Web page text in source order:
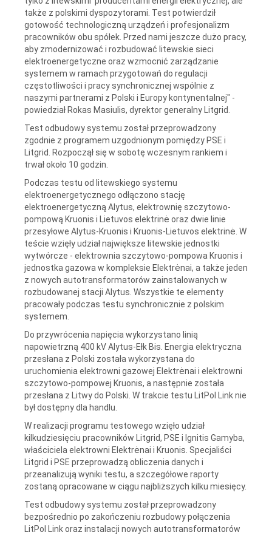
także z polskimi dyspozytorami. Test potwierdził
gotowość technologiczną urządzeń i profesjonalizm
pracowników obu spółek. Przed nami jeszcze dużo pracy,
aby zmodernizować i rozbudować litewskie sieci
elektroenergetyczne oraz wzmocnić zarządzanie
systemem w ramach przygotowań do regulacji
częstotliwości i pracy synchronicznej wspólnie z
naszymi partnerami z Polski i Europy kontynentalnej" -
powiedział Rokas Masiulis, dyrektor generalny Litgrid.
Test odbudowy systemu został przeprowadzony
zgodnie z programem uzgodnionym pomiędzy PSE i
Litgrid. Rozpoczął się w sobotę wczesnym rankiem i
trwał około 10 godzin.
Podczas testu od litewskiego systemu
elektroenergetycznego odłączono stację
elektroenergetyczną Alytus, elektrownię szczytowo-
pompową Kruonis i Lietuvos elektrinė oraz dwie linie
przesyłowe Alytus-Kruonis i Kruonis-Lietuvos elektrinė. W
teście wzięły udział największe litewskie jednostki
wytwórcze - elektrownia szczytowo-pompowa Kruonis i
jednostka gazowa w kompleksie Elektrėnai, a także jeden
z nowych autotransformatorów zainstalowanych w
rozbudowanej stacji Alytus. Wszystkie te elementy
pracowały podczas testu synchronicznie z polskim
systemem.
Do przywrócenia napięcia wykorzystano linią
napowietrzną 400 kV Alytus-Ełk Bis. Energia elektryczna
przesłana z Polski została wykorzystana do
uruchomienia elektrowni gazowej Elektrėnai i elektrowni
szczytowo-pompowej Kruonis, a następnie została
przesłana z Litwy do Polski. W trakcie testu LitPol Link nie
był dostępny dla handlu.
W realizacji programu testowego wzięło udział
kilkudziesięciu pracowników Litgrid, PSE i Ignitis Gamyba,
właściciela elektrowni Elektrėnai i Kruonis. Specjaliści
Litgrid i PSE przeprowadzą obliczenia danych i
przeanalizują wyniki testu, a szczegółowe raporty
zostaną opracowane w ciągu najbliższych kilku miesięcy.
Test odbudowy systemu został przeprowadzony
bezpośrednio po zakończeniu rozbudowy połączenia
LitPol Link oraz instalacji nowych autotransformatorów